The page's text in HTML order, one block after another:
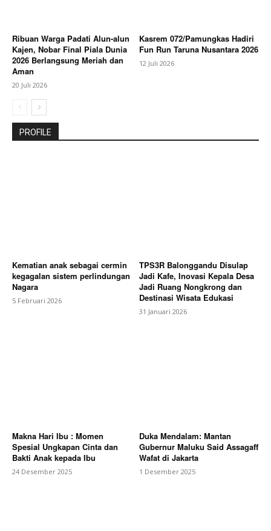
Ribuan Warga Padati Alun-alun
Kajen, Nobar Final Piala Dunia
2026 Berlangsung Meriah dan
Aman
20 Juli 2026
Kasrem 072/Pamungkas Hadiri
Fun Run Taruna Nusantara 2026
12 Juli 2026
PROFILE
Kematian anak sebagai cermin
kegagalan sistem perlindungan
Nagara
5 Februari 2026
TPS3R Balonggandu Disulap
Jadi Kafe, Inovasi Kepala Desa
Jadi Ruang Nongkrong dan
Destinasi Wisata Edukasi
31 Januari 2026
Makna Hari Ibu : Momen
Spesial Ungkapan Cinta dan
Bakti Anak kepada Ibu
24 Desember 2025
Duka Mendalam: Mantan
Gubernur Maluku Said Assagaff
Wafat di Jakarta
1 Desember 2025